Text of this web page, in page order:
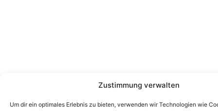
Zustimmung verwalten
Um dir ein optimales Erlebnis zu bieten, verwenden wir Technologien wie